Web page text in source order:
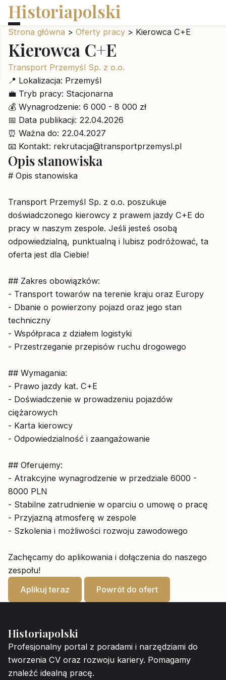
Historiapolski
Strona główna > Oferty pracy > Kierowca C+E
Kierowca C+E
Transport Przemyśl Sp. z o.o.
📍 Lokalizacja: Przemyśl
💼 Tryb pracy: Stacjonarna
💰 Wynagrodzenie: 6 000 - 8 000 zł
📅 Data publikacji: 22.04.2026
⏰ Ważna do: 22.04.2027
📧 Kontakt: rekrutacja@transportprzemysl.pl
Opis stanowiska
# Opis stanowiska
Transport Przemyśl Sp. z o.o. poszukuje
doświadczonego kierowcy z prawem jazdy C+E do
pracy w naszym zespole. Jeśli jesteś osobą
odpowiedzialną, punktualną i lubisz podróżować, ta
oferta jest dla Ciebie!
## Zakres obowiązków:
- Transport towarów na terenie kraju oraz Europy
- Dbanie o powierzony pojazd oraz jego stan
techniczny
- Współpraca z działem logistyki
- Przestrzeganie przepisów ruchu drogowego
## Wymagania:
- Prawo jazdy kat. C+E
- Doświadczenie w prowadzeniu pojazdów
ciężarowych
- Karta kierowcy
- Odpowiedzialność i zaangażowanie
## Oferujemy:
- Atrakcyjne wynagrodzenie w przedziale 6000 -
8000 PLN
- Stabilne zatrudnienie w oparciu o umowę o pracę
- Przyjazną atmosferę w zespole
- Szkolenia i możliwości rozwoju zawodowego
Zachęcamy do aplikowania i dołączenia do naszego
zespołu!
Aplikuj teraz
Powrót do ofert
Historiapolski
Profesjonalny portal z poradami i narzędziami do
tworzenia CV oraz rozwoju kariery. Pomagamy
znaleźć idealną pracę.